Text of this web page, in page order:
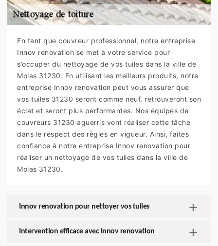
En tant que couvreur professionnel, notre entreprise
Innov renovation se met à votre service pour
s’occuper du nettoyage de vos tuiles dans la ville de
Molas 31230. En utilisant les meilleurs produits, notre
entreprise Innov renovation peut vous assurer que
vos tuiles 31230 seront comme neuf, retrouveront son
éclat et seront plus performantes. Nos équipes de
couvreurs 31230 aguerris vont réaliser cette tâche
dans le respect des règles en vigueur. Ainsi, faites
confiance à notre entreprise Innov renovation pour
réaliser un nettoyage de vos tuiles dans la ville de
Molas 31230.
Innov renovation pour nettoyer vos tuiles
Intervention efficace avec Innov renovation